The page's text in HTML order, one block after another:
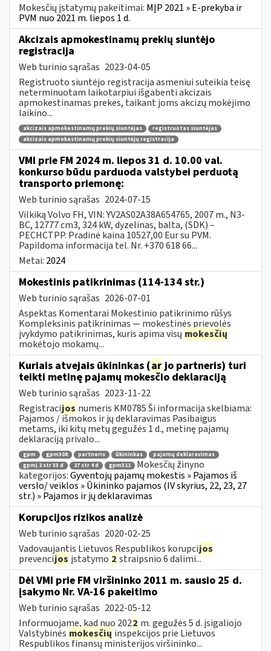
Mokesčių įstatymų pakeitimai: MĮP 2021 » E-prekyba ir
PVM nuo 2021 m. liepos 1 d.
Akcizais apmokestinamų prekių siuntėjo
registracija
Web turinio sąrašas 2023-04-05
Registruoto siuntėjo registracija asmeniui suteikia teisę
neterminuotam laikotarpiui išgabenti akcizais
apmokestinamas prekes, taikant joms akcizų mokėjimo
laikino...
akcizais apmokestinamų prekių siuntėjas
registruotas siuntėjas
akcizais apmokestinamų prekių siuntėjų registracija
VMI prie FM 2024 m. liepos 31 d. 10.00 val.
konkurso būdu parduoda valstybei perduotą
transporto priemonę:
Web turinio sąrašas 2024-07-15
Vilkiką Volvo FH, VIN: YV2AS02A38A654765, 2007 m., N3-
BC, 12777 cm3, 324 kW, dyzelinas, balta, (SDK) –
PECHCTPP. Pradinė kaina 10527,00 Eur su PVM.
Papildoma informacija tel. Nr. +370 618 66...
Metai: 2024
Mokestinis patikrinimas (114-134 str.)
Web turinio sąrašas 2026-07-01
Aspektas Komentarai Mokestinio patikrinimo rūšys
Kompleksinis patikrinimas — mokestinės prievolės
įvykdymo patikrinimas, kuris apima visų mokesčių
mokėtojo mokamų...
Kuriais atvejais ūkininkas (arjo partneris) turi
teikti metinę pajamų mokesčio deklaraciją
Web turinio sąrašas 2023-11-22
Registracijos numeris KM0785 Ši informacija skelbiama:
Pajamos / išmokos ir jų deklaravimas Pasibaigus
metams, iki kitų metų gegužės 1 d., metinę pajamų
deklaraciją privalo...
gpm gpm308 partneris ūkininkas
pajamų deklaravimas
gpmį 2 str 33 d
27 str 4 d gpm311
Mokesčių žinyno
kategorijos:Gyventojų pajamų mokestis » Pajamos iš
verslo/ veiklos » Ūkininko pajamos (IV skyrius, 22, 23, 27
str.) » Pajamos ir jų deklaravimas
Korupcijos rizikos analizė
Web turinio sąrašas 2020-02-25
Vadovaujantis Lietuvos Respublikos korupcijos
prevencijos įstatymo 2 straipsnio 6 dalimi...
Dėl VMI prie FM viršininko 2011 m. sausio 25 d.
įsakymo Nr. VA-16 pakeitimo
Web turinio sąrašas 2022-05-12
Informuojame, kad nuo 2022 m. gegužės 5 d. įsigaliojo
Valstybinės mokesčių inspekcijos prie Lietuvos
Respublikos finansų ministerijos viršininko...